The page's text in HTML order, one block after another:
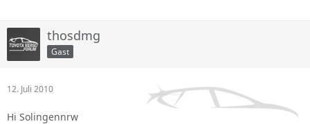
thosdmg
Gast
12. Juli 2010
Hi Solingennrw